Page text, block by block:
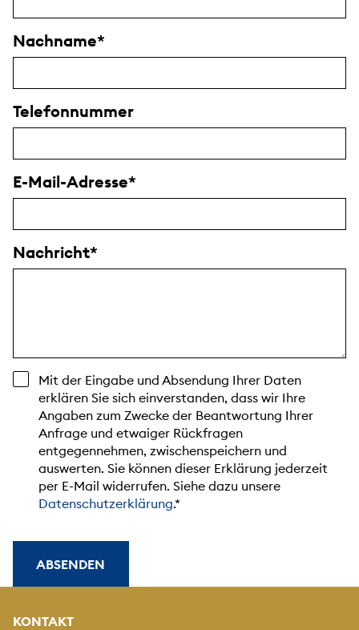
Nachname
Telefonnummer
E-Mail-Adresse
Nachricht
Mit der Eingabe und Absendung Ihrer Daten
erklären Sie sich einverstanden, dass wir Ihre
Angaben zum Zwecke der Beantwortung Ihrer
Anfrage und etwaiger Rückfragen
entgegennehmen, zwischenspeichern und
auswerten. Sie können dieser Erklärung jederzeit
per E-Mail widerrufen. Siehe dazu unsere
Datenschutzerklärung.
ABSENDEN
KONTAKT